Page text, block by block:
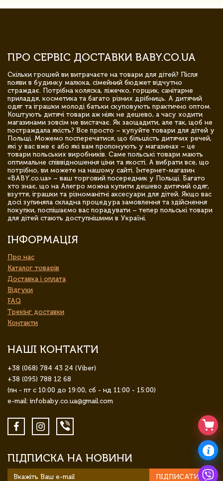
ПРО СЕРВІС ДОСТАВКИ BABY.CO.UA
Скільки грошей ви витрачаєте на товари для дітей? Після
появи в будинку малюка, сімейний бюджет відчутно
страждає. Потрібна коляска, ліжечко, горщик, санітарне
приладдя, косметика та багато різних дрібниць. А дитячий
одяг та іграшки молоді батьки скуповують практично оптом.
Коштують дитячі товари аж ніяк не дешево, а часу ходити
магазинами зовсім не вистачає. Як заощадити, але так, щоб не
постраждала якість? Все просто – купуйте товари для дітей у
Польщі. Можемо посперечатися, що більшість дитячих речей,
які у вас вже є або які вам пропонують у магазинах – це
товари польських виробників. Саме польські товари мають
оптимальне співвідношення ціни та якості. А вибрати все, що
потрібно, ви можете на нашому сайті. Інтернет-магазин
«BABY.co.ua» – ваш торговий посередник у Польщі. Багато
хто знає, що на Алегро можна купити дешево дитячий одяг,
взуття, іграшки та різноманітні аксесуари для дітей. Якщо вас
досі зупиняла складна процедура замовлення та здійснення
покупки, поспішаємо вас порадувати – тепер польські товари
для дітей стають доступнішими в Україні.
ІНФОРМАЦІЯ
Про нас
Каталог товарів
Доставка і оплата
Відгуки
FAQ
Трекінг доставки
Контакти
НАШІ КОНТАКТИ
+38 (068) 784 43 24 (Viber)
+38 (095) 788 12 68
(пн - пт с 10:00 до 19:00, сб - нд 11:00 - 15:00)
e-mail: infobaby.co.ua@gmail.com
ПІДПИСКА НА НОВИНИ
ПІДПИСАТИСЯ